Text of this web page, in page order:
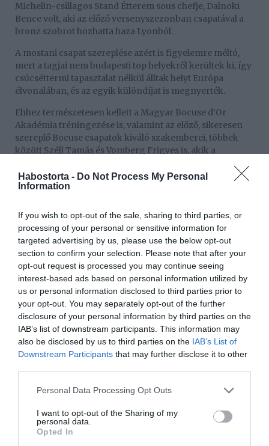
Habostorta - Do Not Process My Personal
Information
If you wish to opt-out of the sale, sharing to third parties, or
processing of your personal or sensitive information for
targeted advertising by us, please use the below opt-out
section to confirm your selection. Please note that after your
opt-out request is processed you may continue seeing
interest-based ads based on personal information utilized by
us or personal information disclosed to third parties prior to
your opt-out. You may separately opt-out of the further
disclosure of your personal information by third parties on the
IAB’s list of downstream participants. This information may
also be disclosed by us to third parties on the IAB’s List of
Downstream Participants that may further disclose it to other
Please note that this website/app uses one or more Google
not limited to your visit or usage behaviour. You may click to
grant or deny consent to Google and its third-party tags to
use your data for below specified purposes in below Google
Personal Data Processing Opt Outs
I want to opt-out of the Sharing of my
personal data.
Opted In
Michelin-csillagos Stand Étterem sous chefje, Dalnoki
Bence volt, aki az előző versenyszezonban csapatával a
bronz szobrot hozhatta haza Lyonból.
A mostani csapat szereplése azért is figyelemre méltó,
mert a tagjai nem budapesti top helyekről kerültek ki, így
csúcséttermi tapasztalat nélkül álltak helyt Európa
élvonalában, és az egyik különdíjat is megnyerték.
Ehhez természetesen kellett a Magyar Bocuse d’Or
Akadémia tréningezése is, valamint az előző, sikeresen
szereplő Bocuse csapatok kiváló szakemberei, többek
között Széll Tamás és Vomberg Frigyes is, akik a
A magyar csapat magabiztosan versenyzett, példa
Bocuse d’Or versenyzés jár.
A Bocuse d’Or európai döntőjén ismét taroltak a
skandináv országok. Íme a helyezések:
1. helyezett: Dánia
2. helyezett: Svédország
3. helyezett: Norvégia
A legjobb tál: Magyarország
A legjobb tányér: Egyesült Királyság
A legjobb commis: Svédország